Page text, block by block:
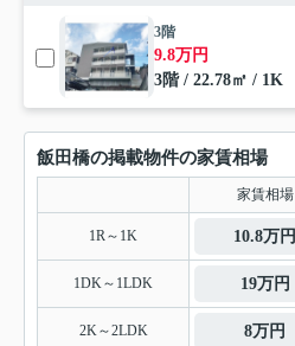
3階
9.8万円
3階 / 22.78㎡ / 1K
飯田橋の掲載物件の家賃相場
家賃相場
1R～1K 10.8万円
1DK～1LDK 19万円
2K～2LDK 8万円